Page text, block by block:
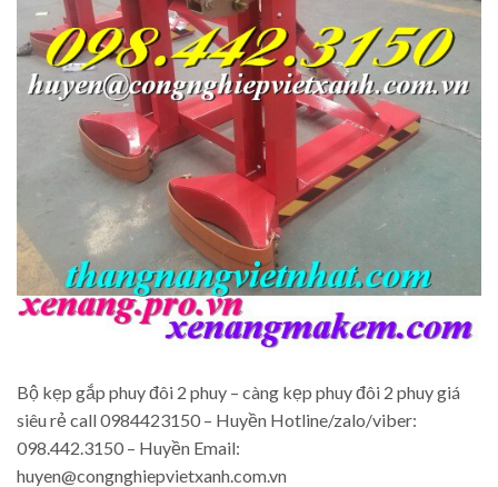
Bộ kẹp gắp phuy đôi 2 phuy – càng kẹp phuy đôi 2 phuy giá
siêu rẻ call 0984423150 – Huyền Hotline/zalo/viber:
098.442.3150 – Huyền Email:
huyen@congnghiepvietxanh.com.vn